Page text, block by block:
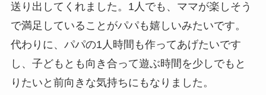
送り出してくれました。1人でも、ママが楽しそう
で満足していることがパパも嬉しいみたいです。
代わりに、パパの1人時間も作ってあげたいです
し、子どもとも向き合って遊ぶ時間を少しでもと
りたいと前向きな気持ちにもなりました。